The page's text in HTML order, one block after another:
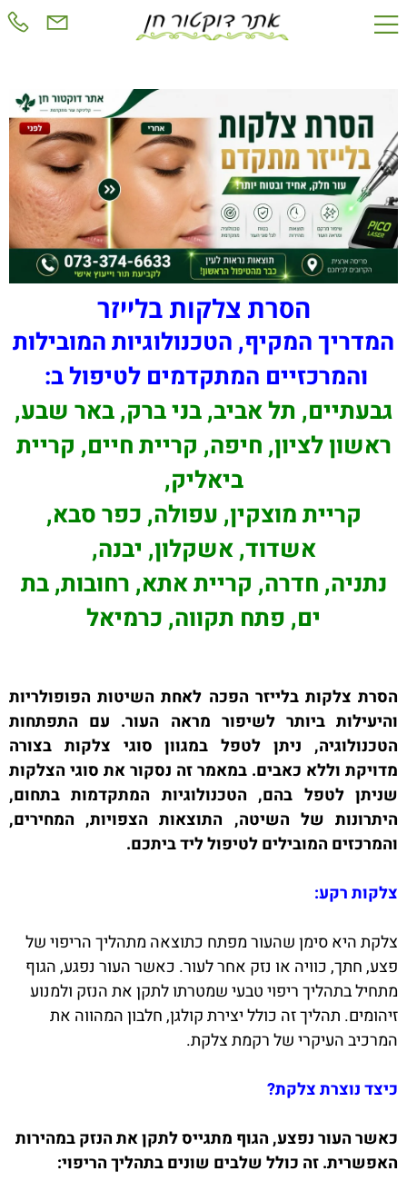
הסרת צלקות בלייזר
המדריך המקיף, הטכנולוגיות המובילות
והמרכזיים המתקדמים לטיפול ב:
גבעתיים, תל אביב, בני ברק, באר שבע,
ראשון לציון, חיפה, קריית חיים, קריית
ביאליק,
קריית מוצקין, עפולה, כפר סבא,
אשדוד, אשקלון, יבנה,
נתניה, חדרה, קריית אתא, רחובות, בת
ים, פתח תקווה, כרמיאל
הסרת צלקות בלייזר הפכה לאחת השיטות הפופולריות
והיעילות ביותר לשיפור מראה העור. עם התפתחות
הטכנולוגיה, ניתן לטפל במגוון סוגי צלקות בצורה
מדויקת וללא כאבים. במאמר זה נסקור את סוגי הצלקות
שניתן לטפל בהם, הטכנולוגיות המתקדמות בתחום,
היתרונות של השיטה, התוצאות הצפויות, המחירים,
והמרכזים המובילים לטיפול ליד ביתכם.
צלקות רקע:
צלקת היא סימן שהעור מפתח כתוצאה מתהליך הריפוי של
פצע, חתך, כוויה או נזק אחר לעור. כאשר העור נפגע, הגוף
מתחיל בתהליך ריפוי טבעי שמטרתו לתקן את הנזק ולמנוע
זיהומים. תהליך זה כולל יצירת קולגן, חלבון המהווה את
המרכיב העיקרי של רקמת צלקת.
כיצד נוצרת צלקת?
כאשר העור נפצע, הגוף מתגייס לתקן את הנזק במהירות
האפשרית. זה כולל שלבים שונים בתהליך הריפוי: